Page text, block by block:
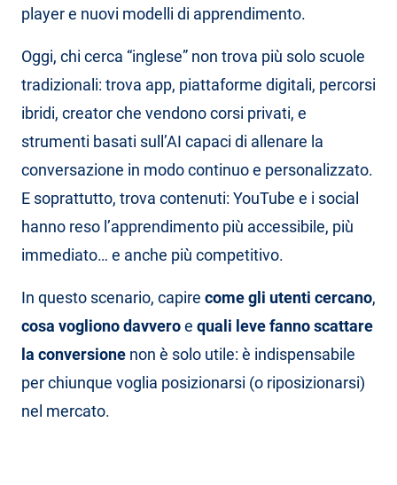
player e nuovi modelli di apprendimento.
Oggi, chi cerca “inglese” non trova più solo scuole
tradizionali: trova app, piattaforme digitali, percorsi
ibridi, creator che vendono corsi privati, e
strumenti basati sull’AI capaci di allenare la
conversazione in modo continuo e personalizzato.
E soprattutto, trova contenuti: YouTube e i social
hanno reso l’apprendimento più accessibile, più
immediato… e anche più competitivo.
In questo scenario, capire come gli utenti cercano,
cosa vogliono davveroe quali leve fanno scattare
la conversione non è solo utile: è indispensabile
per chiunque voglia posizionarsi (o riposizionarsi)
nel mercato.